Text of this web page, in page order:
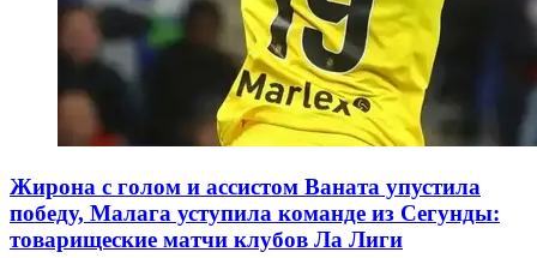
Жирона с голом и ассистом Ваната упустила
победу, Малага уступила команде из Сегунды:
товарищеские матчи клубов Ла Лиги